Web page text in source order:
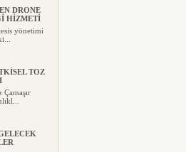
DRONE
HİZMETİ
yönetimi
TOZ